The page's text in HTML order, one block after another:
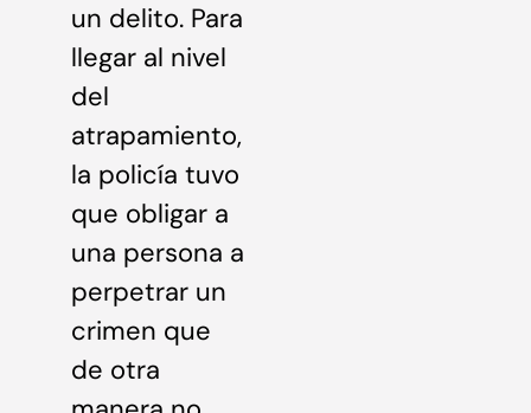
un delito. Para
llegar al nivel
del
atrapamiento,
la policía tuvo
que obligar a
una persona a
perpetrar un
crimen que
de otra